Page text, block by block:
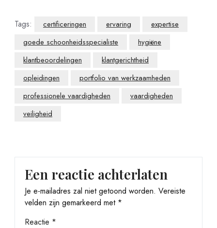
Tags: certificeringen ervaring
expertise
goede schoonheidsspecialiste
hygiëne
klantbeoordelingen
klantgerichtheid
opleidingen
portfolio van werkzaamheden
professionele vaardigheden
vaardigheden
veiligheid
Een reactie achterlaten
Je e-mailadres zal niet getoond worden. Vereiste
velden zijn gemarkeerd met *
Reactie *